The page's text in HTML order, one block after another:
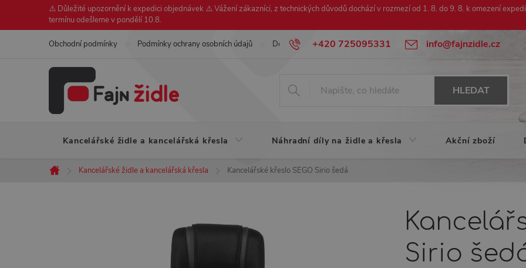
⚠️ Důležité upozornění k expedici objednávek ⚠️ Vážení zákazníci, z technických důvodů dochází v rozmezí od 1. 8. do 9. 8. k omezení
termínu odešleme v pondělí 10.8.
+420 725095331 info@fajnzidle.cz
Obchodní podmínky Podmínky ochrany osobních údajů Doprava zdarma Urychlená reklamace
HLEDAT
Kancelářské židle a kancelářská křesla Náhradní díly na židle a křesla Akční zboží
Domů
Kancelářské židle a kancelářská křesla Kancelářské křeslo SEGO Sirio šedá
Sirio